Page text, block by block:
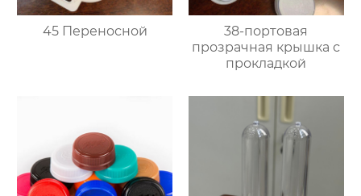
45 Переносной
38-портовая
прозрачная крышка с
прокладкой